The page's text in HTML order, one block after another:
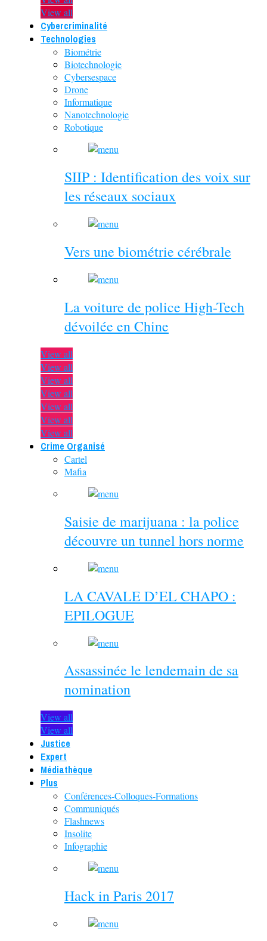
View all
Cybercriminalité
Technologies
Biométrie
Biotechnologie
Cybersespace
Drone
Informatique
Nanotechnologie
Robotique
SIIP : Identification des voix sur
les réseaux sociaux
Vers une biométrie cérébrale
La voiture de police High-Tech
dévoilée en Chine
View all
View all
View all
View all
View all
View all
View all
Crime Organisé
Cartel
Mafia
Saisie de marijuana : la police
découvre un tunnel hors norme
LA CAVALE D’EL CHAPO :
EPILOGUE
Assassinée le lendemain de sa
nomination
View all
View all
Justice
Expert
Médiathèque
Plus
Conférences-Colloques-Formations
Communiqués
Flashnews
Insolite
Infographie
Hack in Paris 2017